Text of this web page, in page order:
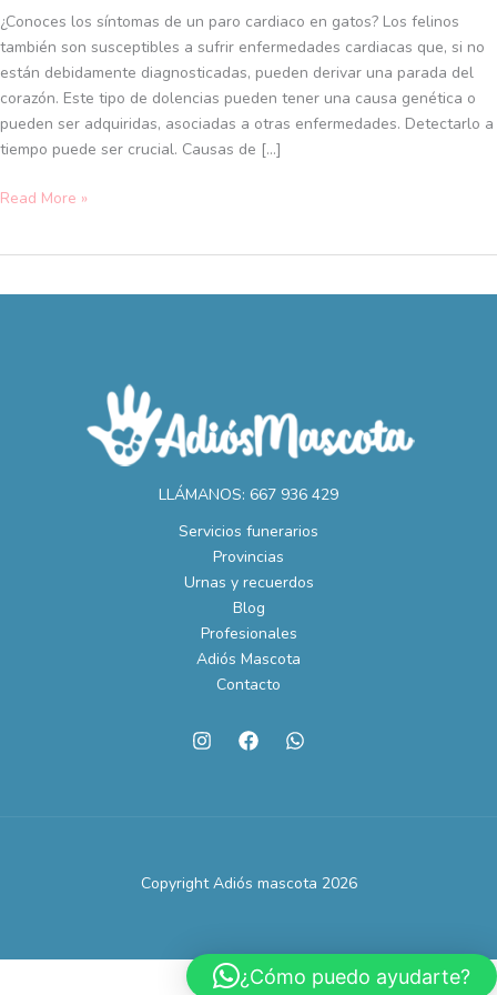
¿Conoces los síntomas de un paro cardiaco en gatos? Los felinos
también son susceptibles a sufrir enfermedades cardiacas que, si no
están debidamente diagnosticadas, pueden derivar una parada del
corazón. Este tipo de dolencias pueden tener una causa genética o
pueden ser adquiridas, asociadas a otras enfermedades. Detectarlo a
tiempo puede ser crucial. Causas de […]
son
sus
síntomas
Read More »
LLÁMANOS: 667 936 429
Servicios funerarios
Provincias
Urnas y recuerdos
Blog
Profesionales
Adiós Mascota
Contacto
Copyright Adiós mascota 2026
¿Cómo puedo ayudarte?